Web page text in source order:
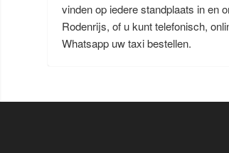
vinden op iedere standplaats in en
Rodenrijs, of u kunt telefonisch,
Whatsapp uw taxi bestellen.